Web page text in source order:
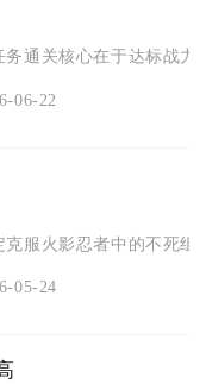
务通关核心在于达标战
06-22
克服火影忍者中的不死
05-24